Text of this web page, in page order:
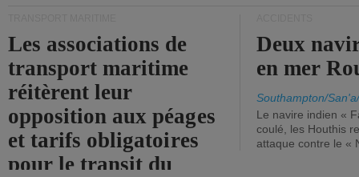
Les associations de
transport maritime
réitèrent leur
opposition aux péages
et tarifs obligatoires
pour le transit du
Deux
en mer
Southampton/
Le navire indien «
coulé, les Houthis
attaque contre le «